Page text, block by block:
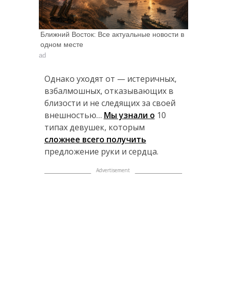
Ближний Восток: Все актуальные новости в
одном месте
ad
Однако уходят от — истеричных,
взбалмошных, отказывающих в
близости и не следящих за своей
внешностью… Мы узнали о 10
типах девушек, которым
сложнее всего получить
предложение руки и сердца.